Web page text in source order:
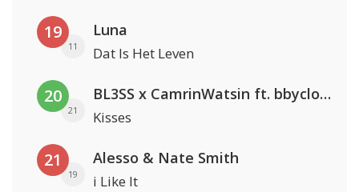
19
11
Luna
Dat Is Het Leven
20
21
BL3SS x CamrinWatsin ft. bbyclose
Kisses
21
19
Alesso & Nate Smith
i Like It